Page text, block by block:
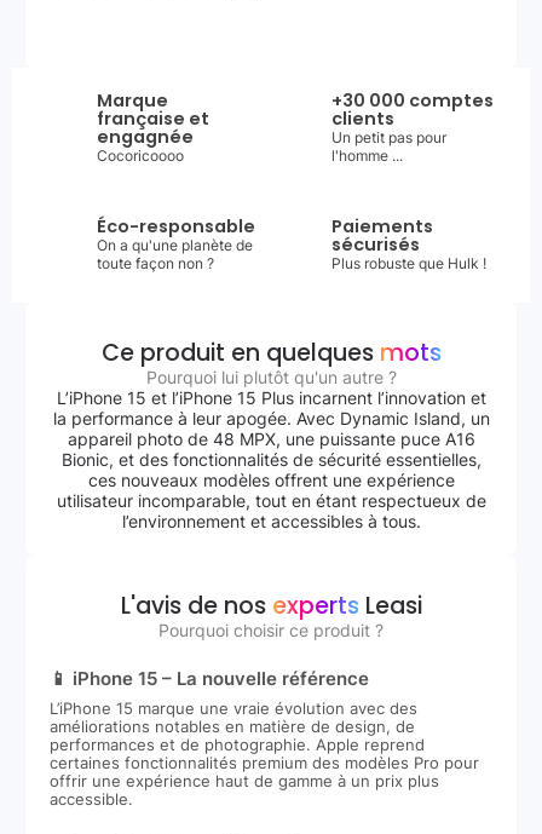
Marque
française et
engagnée
Cocoricoooo
+30 000 comptes
clients
Un petit pas pour
l'homme ...
Éco-responsable
On a qu'une planète de
toute façon non ?
Paiements
sécurisés
Plus robuste que Hulk !
Ce produit en quelques mots
Pourquoi lui plutôt qu'un autre ?
L’iPhone 15 et l’iPhone 15 Plus incarnent l’innovation et
la performance à leur apogée. Avec Dynamic Island, un
appareil photo de 48 MPX, une puissante puce A16
Bionic, et des fonctionnalités de sécurité essentielles,
ces nouveaux modèles offrent une expérience
utilisateur incomparable, tout en étant respectueux de
l’environnement et accessibles à tous.
L'avis de nos expertsLeasi
Pourquoi choisir ce produit ?
📱 iPhone 15 – La nouvelle référence
L’iPhone 15 marque une vraie évolution avec des
améliorations notables en matière de design, de
performances et de photographie. Apple reprend
certaines fonctionnalités premium des modèles Pro pour
offrir une expérience haut de gamme à un prix plus
accessible.